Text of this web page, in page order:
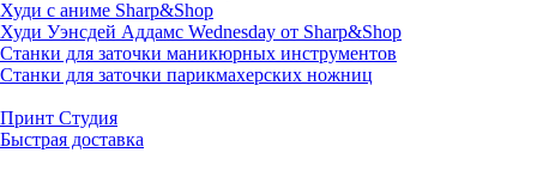
Худи с аниме Sharp&Shop
Худи Уэнсдей Аддамс Wednesday от Sharp&Shop
Станки для заточки маникюрных инструментов
Станки для заточки парикмахерских ножниц
Принт Студия
Быстрая доставка